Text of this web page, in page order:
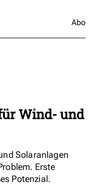
Abo
Wind- und
Solaranlagen
Erste
Potenzial.